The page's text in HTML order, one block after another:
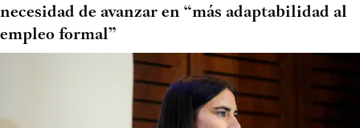
necesidad de avanzar en “más adaptabilidad al
empleo formal”